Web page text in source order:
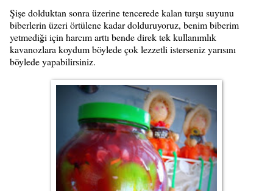
Şişe dolduktan sonra üzerine tencerede kalan turşu suyunu
biberlerin üzeri örtülene kadar dolduruyoruz, benim biberim
yetmediği için harcım arttı bende direk tek kullanımlık
kavanozlara koydum böylede çok lezzetli isterseniz yarısını
böylede yapabilirsiniz.